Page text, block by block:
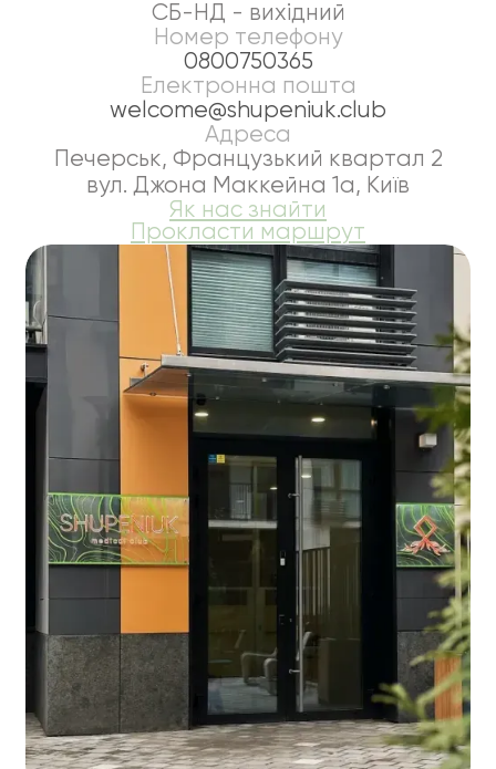
СБ-НД - вихідний
Номер телефону
0800750365
Електронна пошта
welcome@shupeniuk.club
Адреса
Печерськ, Французький квартал 2
вул. Джона Маккейна 1а, Київ
Як нас знайти
Прокласти маршрут